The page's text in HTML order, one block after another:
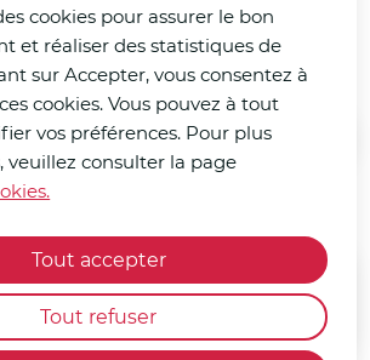
cookies pour assurer le bon
et réaliser des statistiques de
sur Accepter, vous consentez à
cookies. Vous pouvez à tout
vos préférences. Pour plus
veuillez consulter la page
Tout accepter
Tout refuser
au site internet